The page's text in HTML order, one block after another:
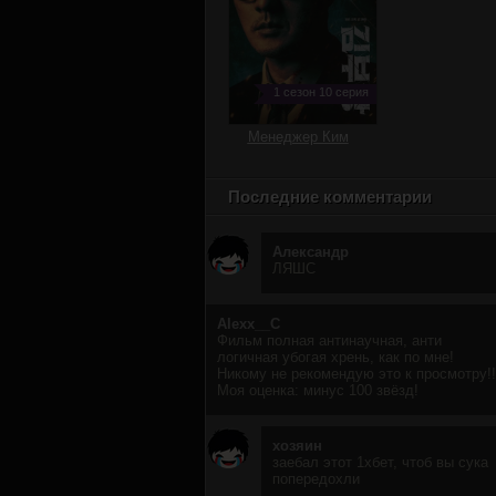
1 сезон 10 серия
Менеджер Ким
Последние комментарии
Александр
ЛЯШС
Alexx__C
Фильм полная антинаучная, анти
логичная убогая хрень, как по мне!
Никому не рекомендую это к
Моя оценка: минус 100 звёзд!
хозяин
заебал этот 1хбет, чтоб вы сука
попередохли